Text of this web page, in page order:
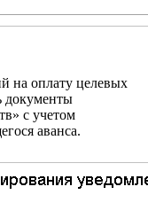
на оплату целевых
документы
с учетом
аванса.